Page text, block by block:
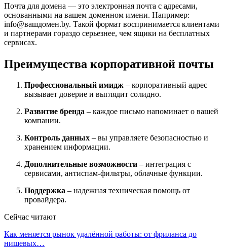
Почта для домена — это электронная почта с адресами,
основанными на вашем доменном имени. Например:
info@вашдомен.by. Такой формат воспринимается клиентами
и партнерами гораздо серьезнее, чем ящики на бесплатных
сервисах.
Преимущества корпоративной почты
Профессиональный имидж – корпоративный адрес
вызывает доверие и выглядит солидно.
Развитие бренда – каждое письмо напоминает о вашей
компании.
Контроль данных – вы управляете безопасностью и
хранением информации.
Дополнительные возможности – интеграция с
сервисами, антиспам-фильтры, облачные функции.
Поддержка – надежная техническая помощь от
провайдера.
Сейчас читают
Как меняется рынок удалённой работы: от фриланса до
нишевых…